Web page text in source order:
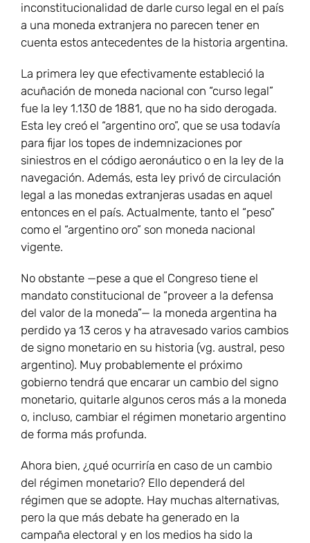
inconstitucionalidad de darle curso legal en el país
a una moneda extranjera no parecen tener en
cuenta estos antecedentes de la historia argentina.
La primera ley que efectivamente estableció la
acuñación de moneda nacional con “curso legal”
fue la ley 1.130 de 1881, que no ha sido derogada.
Esta ley creó el “argentino oro”, que se usa todavía
para fijar los topes de indemnizaciones por
siniestros en el código aeronáutico o en la ley de la
navegación. Además, esta ley privó de circulación
legal a las monedas extranjeras usadas en aquel
entonces en el país. Actualmente, tanto el “peso”
como el “argentino oro” son moneda nacional
vigente.
No obstante —pese a que el Congreso tiene el
mandato constitucional de “proveer a la defensa
del valor de la moneda”— la moneda argentina ha
perdido ya 13 ceros y ha atravesado varios cambios
de signo monetario en su historia (vg. austral, peso
argentino). Muy probablemente el próximo
gobierno tendrá que encarar un cambio del signo
monetario, quitarle algunos ceros más a la moneda
o, incluso, cambiar el régimen monetario argentino
de forma más profunda.
Ahora bien, ¿qué ocurriría en caso de un cambio
del régimen monetario? Ello dependerá del
régimen que se adopte. Hay muchas alternativas,
pero la que más debate ha generado en la
campaña electoral y en los medios ha sido la